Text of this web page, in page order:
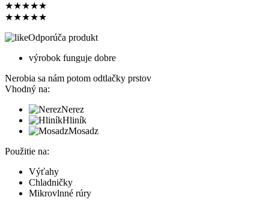
★★★★★
★★★★★
Odporúča produkt
výrobok funguje dobre
Nerobia sa nám potom odtlačky prstov
Vhodný na:
Nerez
Hliník
Mosadz
Použitie na:
Výťahy
Chladničky
Mikrovlnné rúry